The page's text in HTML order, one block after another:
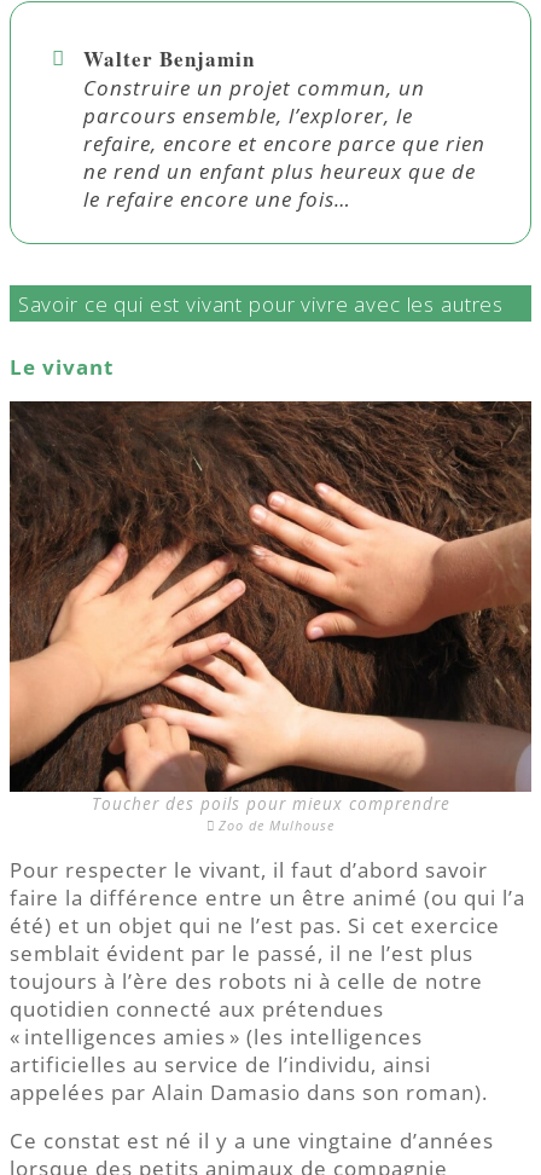
Walter Benjamin
Construire un projet commun, un
parcours ensemble, l’explorer, le
refaire, encore et encore parce que rien
ne rend un enfant plus heureux que de
le refaire encore une fois…
Savoir ce qui est vivant pour vivre avec les autres
Le vivant
Toucher des poils pour mieux comprendre
Zoo de Mulhouse
Pour respecter le vivant, il faut d’abord savoir
faire la différence entre un être animé (ou qui l’a
été) et un objet qui ne l’est pas. Si cet exercice
semblait évident par le passé, il ne l’est plus
toujours à l’ère des robots ni à celle de notre
quotidien connecté aux prétendues
« intelligences amies » (les intelligences
artificielles au service de l’individu, ainsi
appelées par Alain Damasio dans son roman).
Ce constat est né il y a une vingtaine d’années
lorsque des petits animaux de compagnie